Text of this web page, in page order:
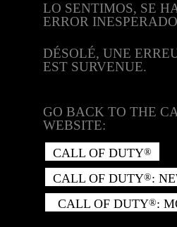
LO SENTIMOS, SE
ERROR
DÉSOLÉ, UNE
EST SURVENUE.
GO BACK TO THE
WEBSITE:
CALL OF DUTY®
CALL OF DUTY®:
CALL OF DUTY®: